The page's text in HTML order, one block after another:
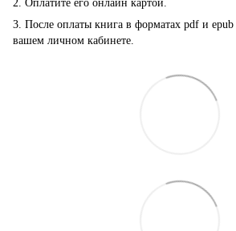
2. Оплатите его онлайн картой.
3. После оплаты книга в форматах pdf и epub
вашем личном кабинете.